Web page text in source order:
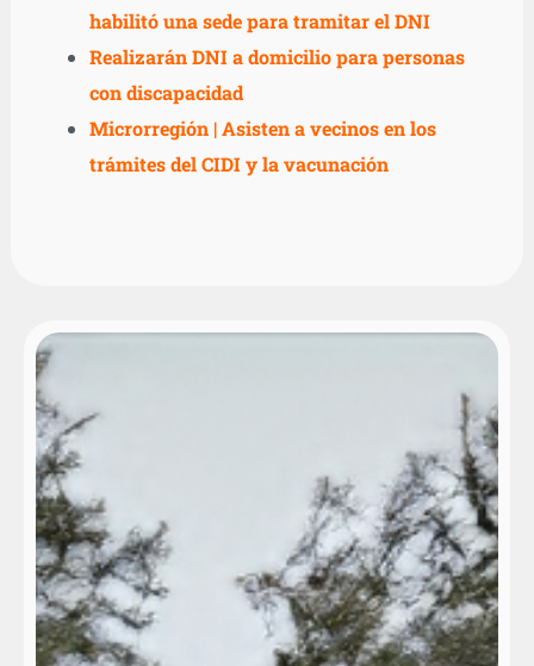
habilitó una sede para tramitar el DNI
Realizarán DNI a domicilio para personas
con discapacidad
Microrregión | Asisten a vecinos en los
trámites del CIDI y la vacunación